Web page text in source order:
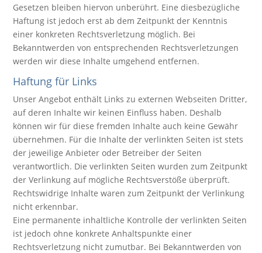
Gesetzen bleiben hiervon unberührt. Eine diesbezügliche
Haftung ist jedoch erst ab dem Zeitpunkt der Kenntnis
einer konkreten Rechtsverletzung möglich. Bei
Bekanntwerden von entsprechenden Rechtsverletzungen
werden wir diese Inhalte umgehend entfernen.
Haftung für Links
Unser Angebot enthält Links zu externen Webseiten Dritter,
auf deren Inhalte wir keinen Einfluss haben. Deshalb
können wir für diese fremden Inhalte auch keine Gewähr
übernehmen. Für die Inhalte der verlinkten Seiten ist stets
der jeweilige Anbieter oder Betreiber der Seiten
verantwortlich. Die verlinkten Seiten wurden zum Zeitpunkt
der Verlinkung auf mögliche Rechtsverstöße überprüft.
Rechtswidrige Inhalte waren zum Zeitpunkt der Verlinkung
nicht erkennbar.
Eine permanente inhaltliche Kontrolle der verlinkten Seiten
ist jedoch ohne konkrete Anhaltspunkte einer
Rechtsverletzung nicht zumutbar. Bei Bekanntwerden von